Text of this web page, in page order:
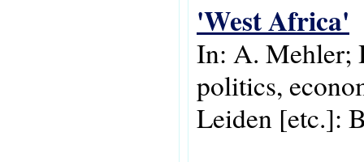
'West Africa'
In: A. Mehler;
politics,
Leiden [etc.]: